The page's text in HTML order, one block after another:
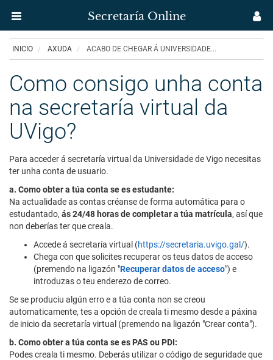
principal
Secretaría Online
Secretaría
Uvigo
INICIO AXUDA ACABO DE CHEGAR Á UNIVERSIDADE...
Como consigo unha conta
na secretaría virtual da
UVigo?
Para acceder á secretaría virtual da Universidade de Vigo necesitas
ter unha conta de usuario.
a. Como obter a túa conta se es estudante:
Na actualidade as contas créanse de forma automática para o
estudantado, ás 24/48 horas de completar a túa matrícula, así que
non deberías ter que creala.
Accede á secretaría virtual (https://secretaria.uvigo.gal/).
Chega con que solicites recuperar os teus datos de acceso
(premendo na ligazón "Recuperar datos de acceso") e
introduzas o teu enderezo de correo.
Se se produciu algún erro e a túa conta non se creou
automaticamente, tes a opción de creala ti mesmo desde a páxina
de inicio da secretaría virtual (premendo na ligazón "Crear conta").
b. Como obter a túa conta se es PAS ou PDI:
Podes creala ti mesmo. Deberás utilizar o código de seguridade que